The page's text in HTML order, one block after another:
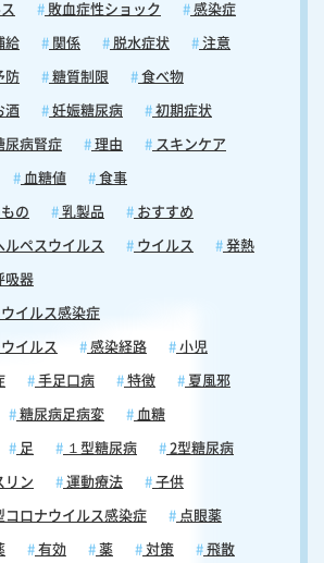
敗血症性ショック 感染症
給 関係 脱水症状 注意
防 糖質制限 食べ物
酒 妊娠糖尿病 初期症状
尿病腎症 理由 スキンケア
血糖値 食事
の 乳製品 おすすめ
ルペスウイルス ウイルス 発熱
吸器
イルス感染症
イルス 感染経路 小児
手足口病 特徴 夏風邪
糖尿病足病変 血糖
足 １型糖尿病 2型糖尿病
リン 運動療法 子供
コロナウイルス感染症 点眼薬
有効 薬 対策 飛散